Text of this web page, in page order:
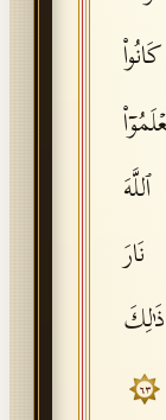
Tajweed Guide
Font Edition
ٰ⁠لِكَ
٦٣